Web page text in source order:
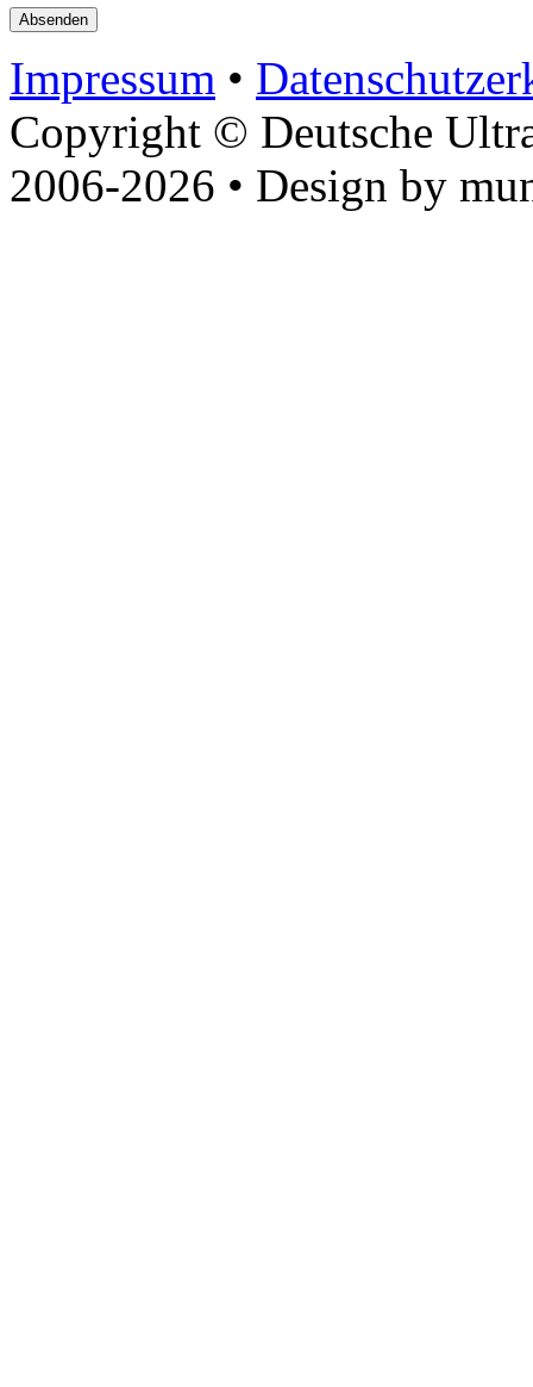
Impressum •
Copyright © Deutsche
2006-2026 • Design by